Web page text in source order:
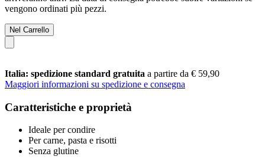
vengono ordinati più pezzi.
Nel Carrello
Italia: spedizione standard gratuita a partire da € 59,90
Maggiori informazioni su spedizione e consegna
Caratteristiche e proprietà
Ideale per condire
Per carne, pasta e risotti
Senza glutine